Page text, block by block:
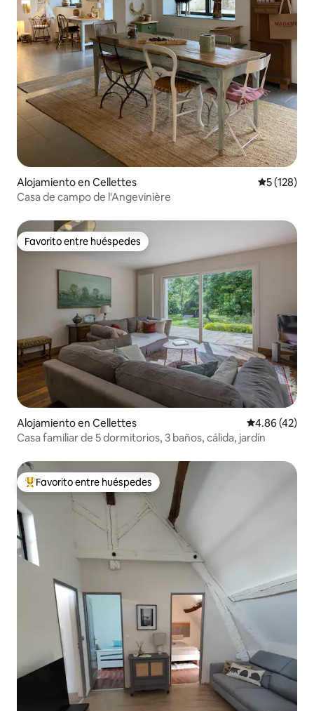
Alojamiento en Cellettes
5 (128)
Casa de campo de l'Angevinière
Favorito entre huéspedes
Favorito entre huéspedes
Alojamiento en Cellettes Calificación
4.86 (42)
Casa familiar de 5 dormitorios, 3 baños, cálida, jardín
Favorito entre huéspedes preferido
Favorito entre huéspedes